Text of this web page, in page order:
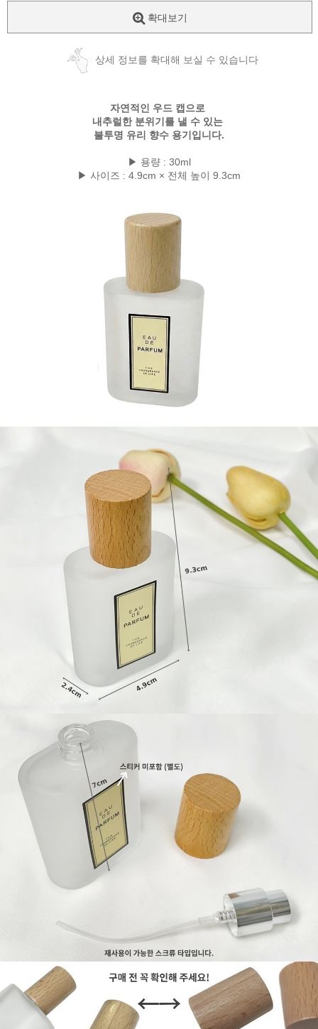
확대보기
상세 정보를 확대해 보실 수 있습니다
자연적인 우드 캡으로
내추럴한 분위기를 낼 수 있는
불투명 유리 향수 용기입니다.
▶ 용량 : 30ml
▶ 사이즈 : 4.9cm × 전체 높이 9.3cm